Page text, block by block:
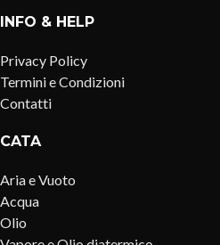
INFO & HELP
Privacy Policy
Termini e Condizioni
Contatti
CATA
Aria e Vuoto
Acqua
Olio